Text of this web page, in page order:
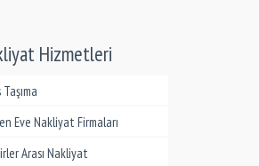
Hizmetleri
Eve Nakliyat Firmaları
Arası Nakliyat